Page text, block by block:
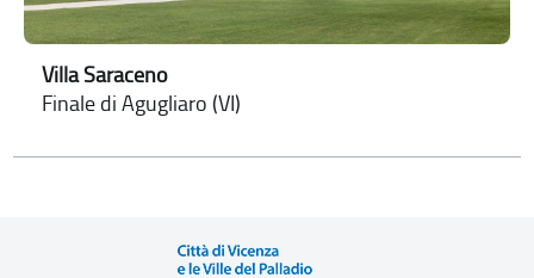
Villa Saraceno
Finale di Agugliaro (VI)